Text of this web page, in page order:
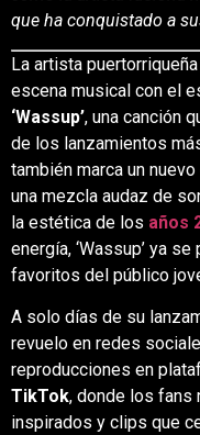
que ha conquistado a
La artista puertorriqueña
escena musical con el
‘Wassup’, una canción
de los lanzamientos
también marca un
una mezcla audaz de
la estética de los años
energía, ‘Wassup’ ya
favoritos del público
A solo días de su
revuelo en redes
reproducciones en
TikTok, donde los fans
inspirados y clips que